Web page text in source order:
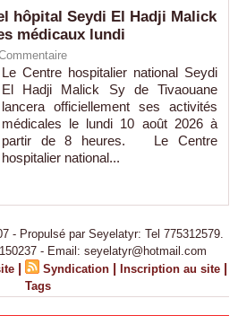
hôpital Seydi El Hadji Malick
médicaux lundi
Le Centre hospitalier national Seydi
El Hadji Malick Sy de Tivaouane
lancera officiellement ses activités
médicales le lundi 10 août 2026 à
partir de 8 heures. Le Centre
hospitalier national...
- Propulsé par Seyelatyr: Tel 775312579.
- Email: seyelatyr@hotmail.com
| Syndication | Inscription au site |
Tags